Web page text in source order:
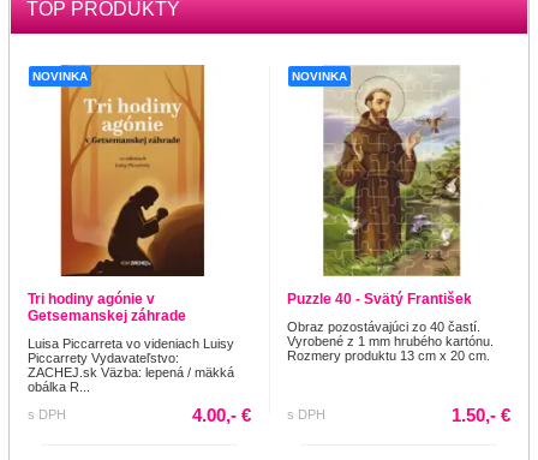
TOP PRODUKTY
NOVINKA
Tri hodiny agónie v
Getsemanskej záhrade
Luisa Piccarreta vo videniach Luisy
Piccarrety Vydavateľstvo:
ZACHEJ.sk Väzba: lepená / mäkká
obálka R...
s DPH
4.00,- €
NOVINKA
Puzzle 40 - Svätý František
Obraz pozostávajúci zo 40 častí.
Vyrobené z 1 mm hrubého kartónu.
Rozmery produktu 13 cm x 20 cm.
s DPH 1.50,- €